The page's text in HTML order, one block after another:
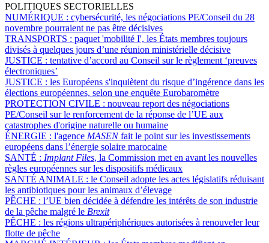
POLITIQUES SECTORIELLES
NUMÉRIQUE : cybersécurité, les négociations PE/Conseil du 28
novembre pourraient ne pas être décisives
TRANSPORTS : paquet 'mobilité I', les États membres toujours
divisés à quelques jours d’une réunion ministérielle décisive
JUSTICE : tentative d’accord au Conseil sur le règlement ‘preuves
électroniques’
JUSTICE : les Européens s'inquiètent du risque d’ingérence dans les
élections européennes, selon une enquête Eurobaromètre
PROTECTION CIVILE : nouveau report des négociations
PE/Conseil sur le renforcement de la réponse de l’UE aux
catastrophes d'origine naturelle ou humaine
ÉNERGIE : l'agence MASENfait le point sur les investissements
européens dans l’énergie solaire marocaine
SANTÉ : Implant Files, la Commission met en avant les nouvelles
règles européennes sur les dispositifs médicaux
SANTÉ ANIMALE : le Conseil adopte les actes législatifs réduisant
les antibiotiques pour les animaux d’élevage
PÊCHE : l’UE bien décidée à défendre les intérêts de son industrie
de la pêche malgré le Brexit
PÊCHE : les régions ultrapériphériques autorisées à renouveler leur
flotte de pêche